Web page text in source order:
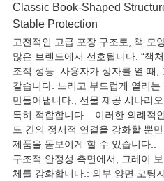
Classic Book-Shaped
Stable Protection
고전적인 고급 포장 구조로, 책 모
많은 브랜드에서 선호됩니다. “책
조적 성능. 사용자가 상자를 열 때
같습니다. 느리고 부드럽게 열리
만들어냅니다., 선물 제공 시나리
특히 적합합니다. . 이러한 의례적
드 간의 정서적 연결을 강화할 뿐
제품을 돋보이게 할 수 있습니다..
구조적 안정성 측면에서, 그레이
체를 강화합니다.: 외부 양면 코팅